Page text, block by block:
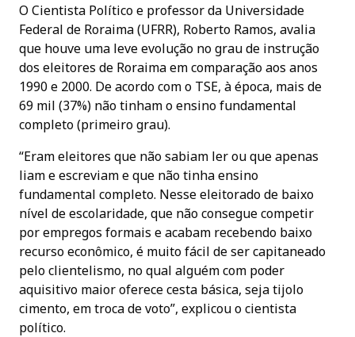
O Cientista Político e professor da Universidade
Federal de Roraima (UFRR), Roberto Ramos, avalia
que houve uma leve evolução no grau de instrução
dos eleitores de Roraima em comparação aos anos
1990 e 2000. De acordo com o TSE, à época, mais de
69 mil (37%) não tinham o ensino fundamental
completo (primeiro grau).
“Eram eleitores que não sabiam ler ou que apenas
liam e escreviam e que não tinha ensino
fundamental completo. Nesse eleitorado de baixo
nível de escolaridade, que não consegue competir
por empregos formais e acabam recebendo baixo
recurso econômico, é muito fácil de ser capitaneado
pelo clientelismo, no qual alguém com poder
aquisitivo maior oferece cesta básica, seja tijolo
cimento, em troca de voto”, explicou o cientista
político.